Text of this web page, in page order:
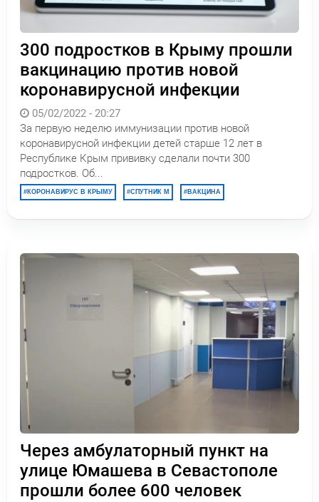
300 подростков в Крыму прошли
вакцинацию против новой
коронавирусной инфекции
05/02/2022 - 20:27
За первую неделю иммунизации против новой
коронавирусной инфекции детей старше 12 лет в
Республике Крым прививку сделали почти 300
подростков. Об...
КОРОНАВИРУС В КРЫМУ СПУТНИК М ВАКЦИНА
Через амбулаторный пункт на
улице Юмашева в Севастополе
прошли более 600 человек